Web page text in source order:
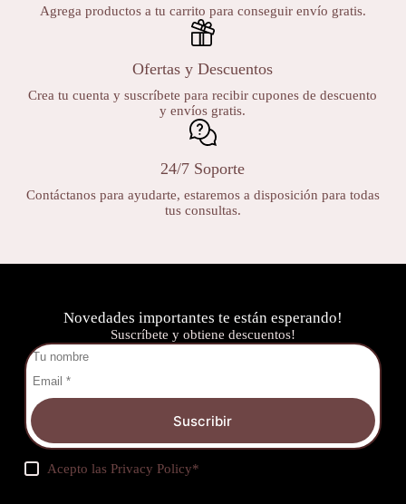
Agrega productos a tu carrito para conseguir envío gratis.
Ofertas y Descuentos
Crea tu cuenta y suscríbete para recibir cupones de descuento
y envíos gratis.
24/7 Soporte
Contáctanos para ayudarte, estaremos a disposición para todas
tus consultas.
Novedades importantes te están esperando!
Suscríbete y obtiene descuentos!
Suscribir
Acepto lasPrivacy Policy*